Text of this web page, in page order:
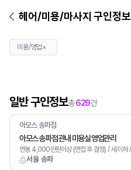
헤어/미용/마사지 구인정보
미용/영업×
일반 구인정보총629건
서울 송파
아모스 송파점
아모스 송파점 관내 미용실 영업관리